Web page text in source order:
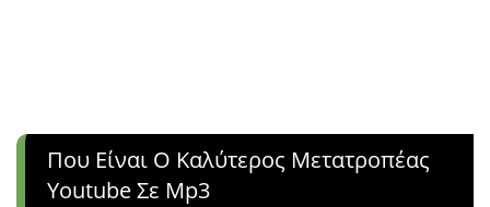
Που Είναι Ο Καλύτερος Μετατροπέας
Youtube Σε Mp3